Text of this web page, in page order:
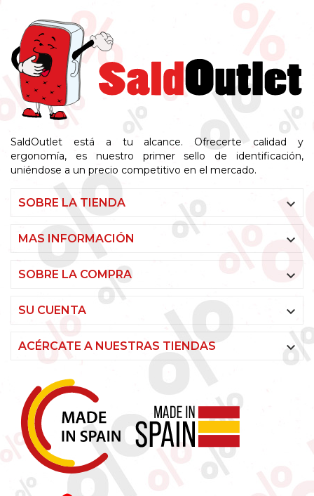
SaldOutlet está a tu alcance. Ofrecerte calidad y
ergonomía, es nuestro primer sello de identificación,
uniéndose a un precio competitivo en el mercado.
SOBRE LA TIENDA 
MAS INFORMACIÓN 
SOBRE LA COMPRA 
SU CUENTA 
ACÉRCATE A NUESTRAS TIENDAS 